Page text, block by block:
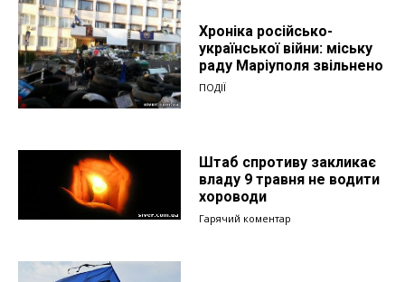
Хроніка російсько-
української війни: міську
раду Маріуполя звільнено
ПОДІЇ
Штаб спротиву закликає
владу 9 травня не водити
хороводи
Гарячий коментар